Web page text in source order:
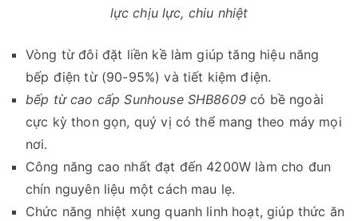
lực chịu lực, chiu nhiệt
Vòng từ đôi đặt liền kề làm giúp tăng hiệu năng
bếp điện từ (90-95%) và tiết kiệm điện.
bếp từ cao cấp Sunhouse SHB8609có bề ngoài
cực kỳ thon gọn, quý vị có thể mang theo máy mọi
nơi.
Công năng cao nhất đạt đến 4200W làm cho đun
chín nguyên liệu một cách mau lẹ.
Chức năng nhiệt xung quanh linh hoạt, giúp thức ăn